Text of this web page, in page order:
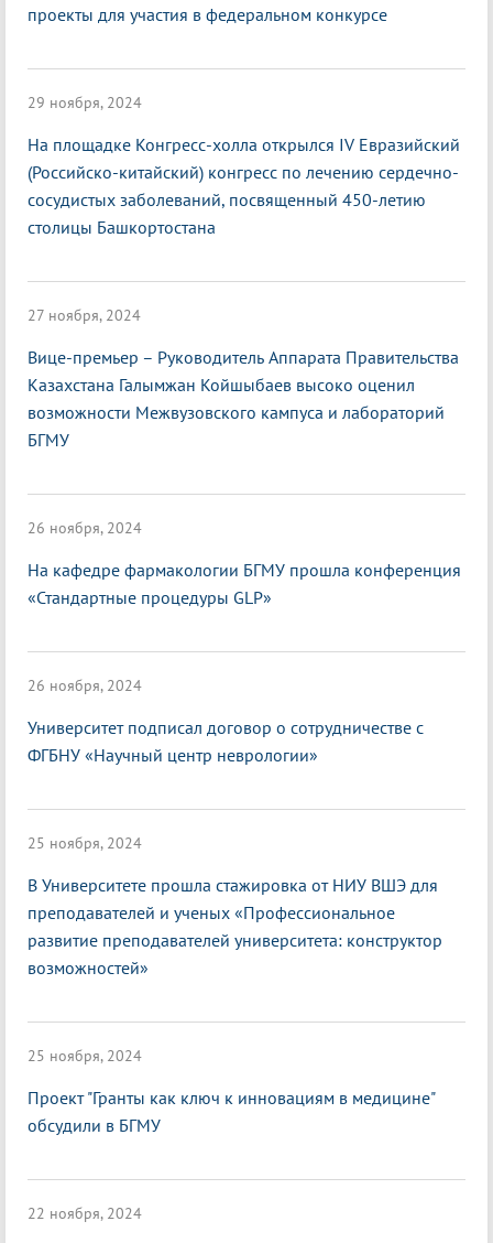
проекты для участия в федеральном конкурсе
29 ноября, 2024
На площадке Конгресс-холла открылся IV Евразийский
(Российско-китайский) конгресс по лечению сердечно-
сосудистых заболеваний, посвященный 450-летию
столицы Башкортостана
27 ноября, 2024
Вице-премьер – Руководитель Аппарата Правительства
Казахстана Галымжан Койшыбаев высоко оценил
возможности Межвузовского кампуса и лабораторий
БГМУ
26 ноября, 2024
На кафедре фармакологии БГМУ прошла конференция
«Стандартные процедуры GLP»
26 ноября, 2024
Университет подписал договор о сотрудничестве с
ФГБНУ «Научный центр неврологии»
25 ноября, 2024
В Университете прошла стажировка от НИУ ВШЭ для
преподавателей и ученых «Профессиональное
развитие преподавателей университета: конструктор
возможностей»
25 ноября, 2024
Проект "Гранты как ключ к инновациям в медицине"
обсудили в БГМУ
22 ноября, 2024